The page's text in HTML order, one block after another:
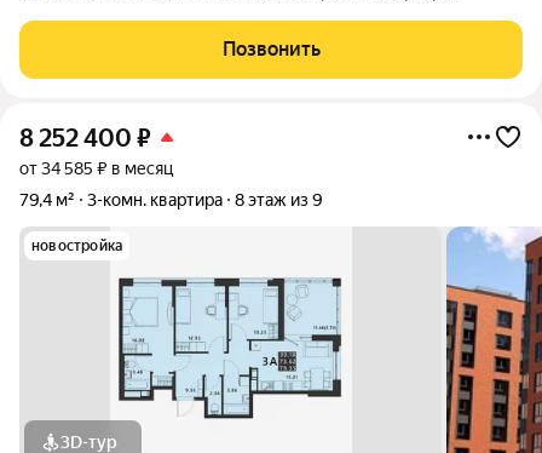
дома. Квартира светлая, уютная, полностью готова к
Позвонить
8 252 400 ₽
от 34 585 ₽ в месяц
79,4 м²
3-комн. квартира 8 этаж из 9
новостройка
3D-тур